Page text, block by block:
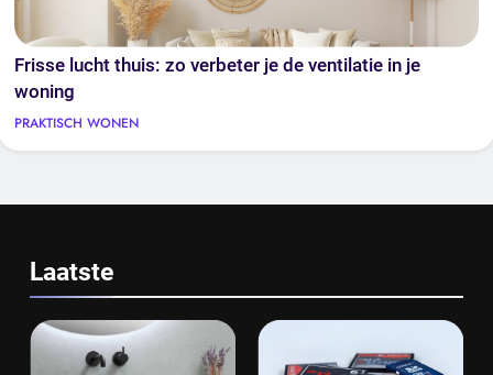
Frisse lucht thuis: zo verbeter je de ventilatie in je
woning
PRAKTISCH WONEN
Laatste